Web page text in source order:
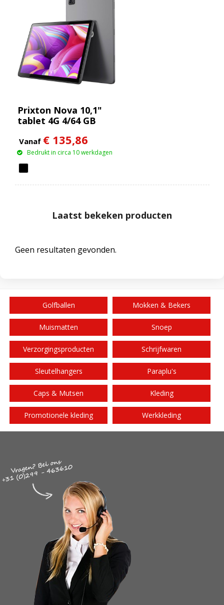
Prixton Nova 10,1"
tablet 4G 4/64 GB
Vanaf € 135,86
Bedrukt in circa 10 werkdagen
Laatst bekeken producten
Geen resultaten gevonden.
Golfballen Mokken & Bekers
Muismatten Snoep
Verzorgingsproducten Schrijfwaren
Sleutelhangers Paraplu's
Caps & Mutsen Kleding
Promotionele kleding Werkkleding